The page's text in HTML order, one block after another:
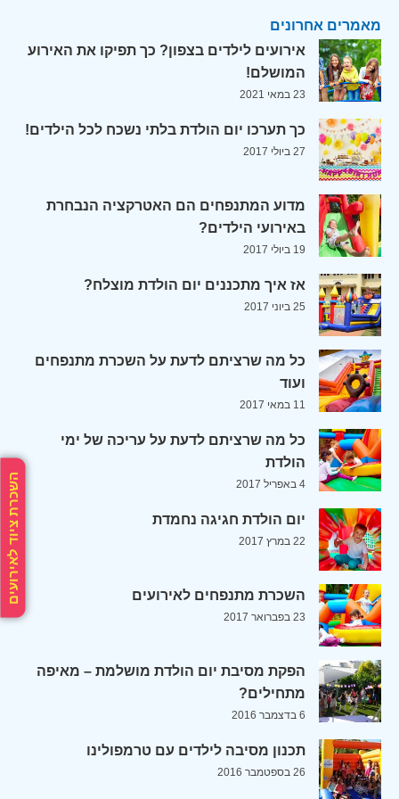
השכרת ציוד לאירועים
מאמרים אחרונים
אירועים לילדים בצפון? כך תפיקו את האירוע
המושלם!
23 במאי 2021
כך תערכו יום הולדת בלתי נשכח לכל הילדים!
27 ביולי 2017
מדוע המתנפחים הם האטרקציה הנבחרת
באירועי הילדים?
19 ביולי 2017
אז איך מתכננים יום הולדת מוצלח?
25 ביוני 2017
כל מה שרציתם לדעת על השכרת מתנפחים
ועוד
11 במאי 2017
כל מה שרציתם לדעת על עריכה של ימי
הולדת
4 באפריל 2017
יום הולדת חגיגה נחמדת
22 במרץ 2017
השכרת מתנפחים לאירועים
23 בפברואר 2017
הפקת מסיבת יום הולדת מושלמת – מאיפה
מתחילים?
6 בדצמבר 2016
תכנון מסיבה לילדים עם טרמפולינו
26 בספטמבר 2016